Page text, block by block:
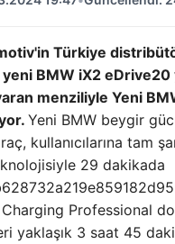
Türkiye
BMW iX2
menziliyle Yeni
Yeni BMW beygir
kullanıcılarına tam
29 dakikada
Professional
yaklaşık 3 saat 45